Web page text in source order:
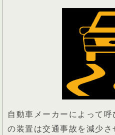
自動車メーカーによって
の装置は交通事故を減少さ